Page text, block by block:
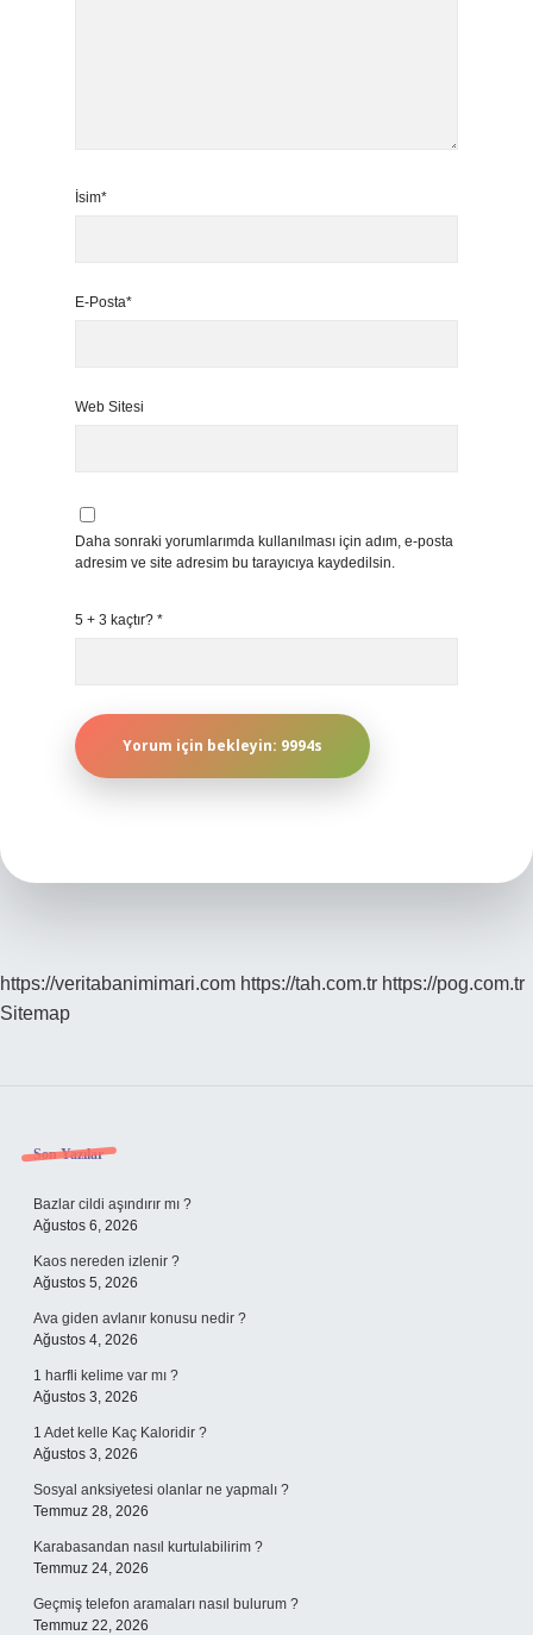
İsim*
E-Posta*
Web Sitesi
Daha sonraki yorumlarımda kullanılması için adım, e-posta
adresim ve site adresim bu tarayıcıya kaydedilsin.
5 + 3 kaçtır? *
https://veritabanimimari.com https://tah.com.tr https://pog.com.tr
Sitemap
Sidebar
Son Yazılar
Bazlar cildi aşındırır mı ?
Ağustos 6, 2026
Kaos nereden izlenir ?
Ağustos 5, 2026
Ava giden avlanır konusu nedir ?
Ağustos 4, 2026
1 harfli kelime var mı ?
Ağustos 3, 2026
1 Adet kelle Kaç Kaloridir ?
Ağustos 3, 2026
Sosyal anksiyetesi olanlar ne yapmalı ?
Temmuz 28, 2026
Karabasandan nasıl kurtulabilirim ?
Temmuz 24, 2026
Geçmiş telefon aramaları nasıl bulurum ?
Temmuz 22, 2026